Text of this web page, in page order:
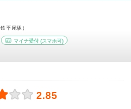
平尾駅）
マイナ受付 (スマホ可)
2.85